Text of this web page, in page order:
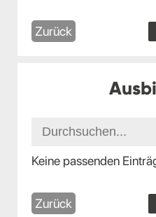
Zurück
Keine passenden
Zurück